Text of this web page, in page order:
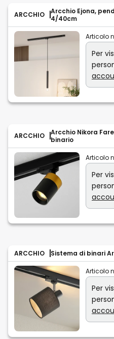
ARCCHIO
Arcchio Ejona,
4/40cm
Articolo
Per
ARCCHIO
Arcchio Nikora
binario
Articolo
Per
ARCCHIO Sistema di binari
Articolo
Per